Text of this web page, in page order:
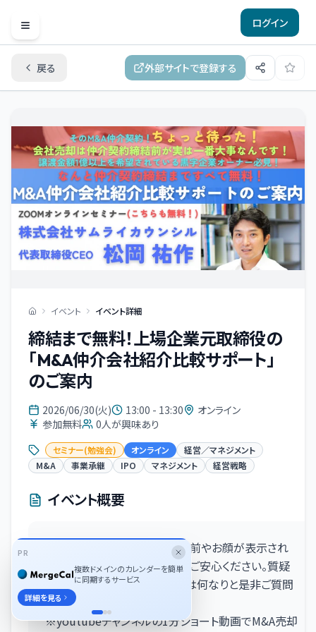
Open menu
ログイン
戻る 外部サイトで登録する
イベント イベント詳細
締結まで無料！上場企業元取締役の
「M&A仲介会社紹介比較サポート」
のご案内
2026/06/30(火) 13:00 - 13:30
オンライン
参加無料
0人が興味あり
セミナー(勉強会) オンライン
経営／マネジメント
M&A
事業承継 IPO マネジメント 経営戦略
イベント概要
※参加中は他の参加者にお名前やお顔が表示され
ることはありませんのでどうがご安心ください。質疑
応答時間もありますので当日は何なりと是非ご質問
ください※
※youtubeチャンネルの1分ショート動画でM&A売却
PR
複数ドメインのカレンダーを簡単
に同期するサービス
詳細を見る